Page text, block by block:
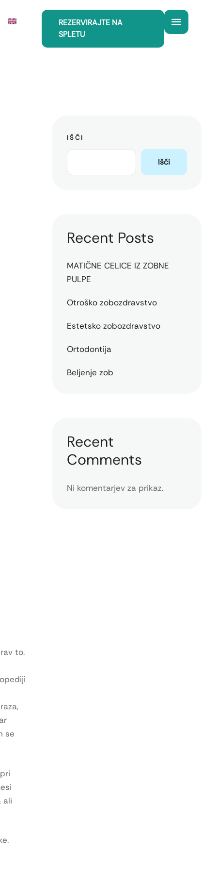
REZERVIRAJTE NA
SPLETU
to.
se
ali
IŠČI
Išči
Recent Posts
MATIČNE CELICE IZ ZOBNE
PULPE
Otroško zobozdravstvo
Estetsko zobozdravstvo
Ortodontija
Beljenje zob
Recent
Comments
Ni komentarjev za prikaz.